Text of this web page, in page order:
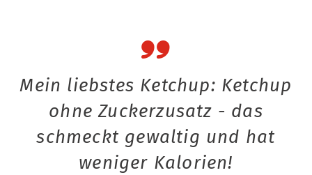
Mein liebstes Ketchup: Ketchup
ohne Zuckerzusatz - das
schmeckt gewaltig und hat
weniger Kalorien!